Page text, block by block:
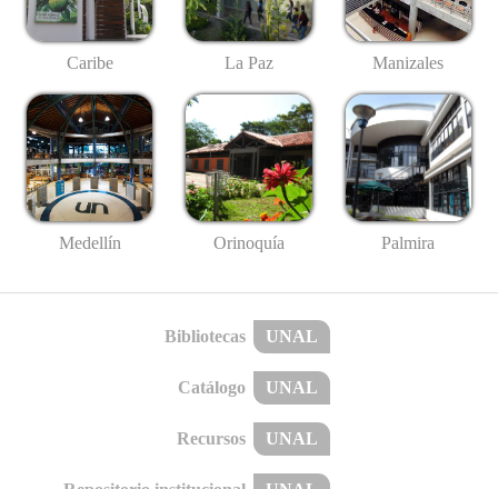
Caribe La Paz Manizales
Medellín Orinoquía Palmira
Bibliotecas UNAL
Catálogo UNAL
Recursos UNAL